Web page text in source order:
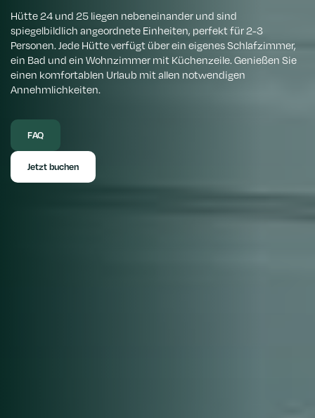
Hütte 24 und 25 liegen nebeneinander und sind
spiegelbildlich angeordnete Einheiten, perfekt für 2-3
Personen. Jede Hütte verfügt über ein eigenes Schlafzimmer,
ein Bad und ein Wohnzimmer mit Küchenzeile. Genießen Sie
einen komfortablen Urlaub mit allen notwendigen
Annehmlichkeiten.
FAQ
Jetzt buchen